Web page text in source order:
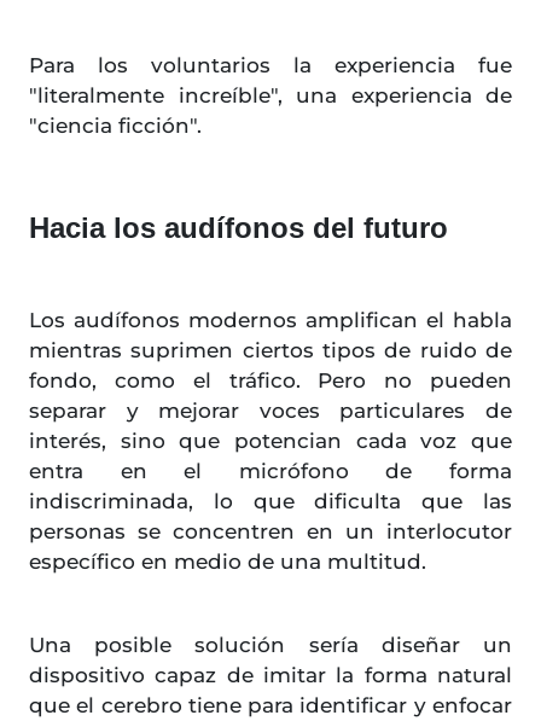
Para los voluntarios la experiencia fue
"literalmente increíble", una experiencia de
"ciencia ficción".
Hacia los audífonos del futuro
Los audífonos modernos amplifican el habla
mientras suprimen ciertos tipos de ruido de
fondo, como el tráfico. Pero no pueden
separar y mejorar voces particulares de
interés, sino que potencian cada voz que
entra en el micrófono de forma
indiscriminada, lo que dificulta que las
personas se concentren en un interlocutor
específico en medio de una multitud.
Una posible solución sería diseñar un
dispositivo capaz de imitar la forma natural
que el cerebro tiene para identificar y enfocar